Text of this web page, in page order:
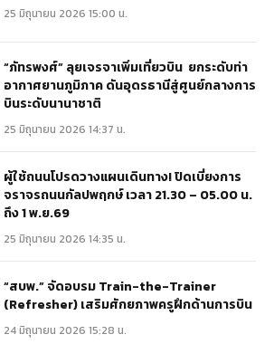
25 มิถุนายน 2026 15:00 น.
“ภัทรพงศ์” ลุยเจรจาเพิ่มเที่ยวบิน ยกระดับท่า
อากาศยานภูมิภาค ดันอุดรธานีสู่ศูนย์กลางการ
บินระดับนานาชาติ
25 มิถุนายน 2026 14:37 น.
ผู้ใช้ถนนโปรดวางแผนเดินทาง! ปิดเบี่ยงการ
จราจรถนนกัลปพฤกษ์ เวลา 21.30 – 05.00 น.
ถึง 1 พ.ย.69
25 มิถุนายน 2026 14:35 น.
“สบพ.” จัดอบรม Train-the-Trainer
(Refresher) เสริมศักยภาพครูฝึกด้านการบิน
24 มิถุนายน 2026 15:28 น.